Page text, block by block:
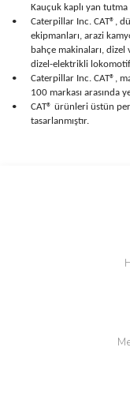
Kauçuk kaplı yan tutma
•
Caterpillar Inc. CAT®,
ekipmanları, arazi
bahçe makinaları,
dizel-elektrikli
•
Caterpillar Inc. CAT®,
100 markası arasında
•
CAT® ürünleri üstün
tasarlanmıştır.
Bu
Ürün resmi
Ürün
Ürün bilgilerinde
Ürün fiyatı diğer